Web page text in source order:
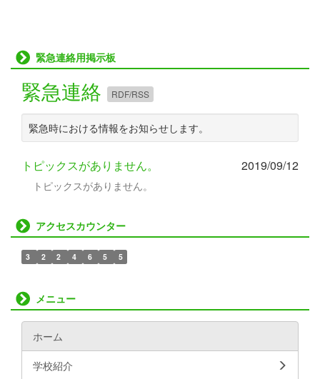
緊急連絡用掲示板
緊急連絡 RDF/RSS
緊急時における情報をお知らせします。
トピックスがありません。 2019/09/12
トピックスがありません。
アクセスカウンター
3 2 2 4 6 5 5
メニュー
ホーム
学校紹介